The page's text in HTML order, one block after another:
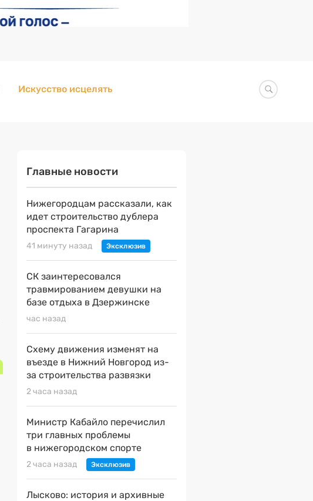
Искусство исцелять
Главные новости
Нижегородцам рассказали, как
идет строительство дублера
проспекта Гагарина
41 минуту назад
СК заинтересовался
травмированием девушки на
базе отдыха в Дзержинске
час назад
Схему движения изменят на
въезде в Нижний Новгород из-
за строительства развязки
2 часа назад
Министр Кабайло перечислил
три главных проблемы
в нижегородском спорте
2 часа назад
Лысково: история и архивные